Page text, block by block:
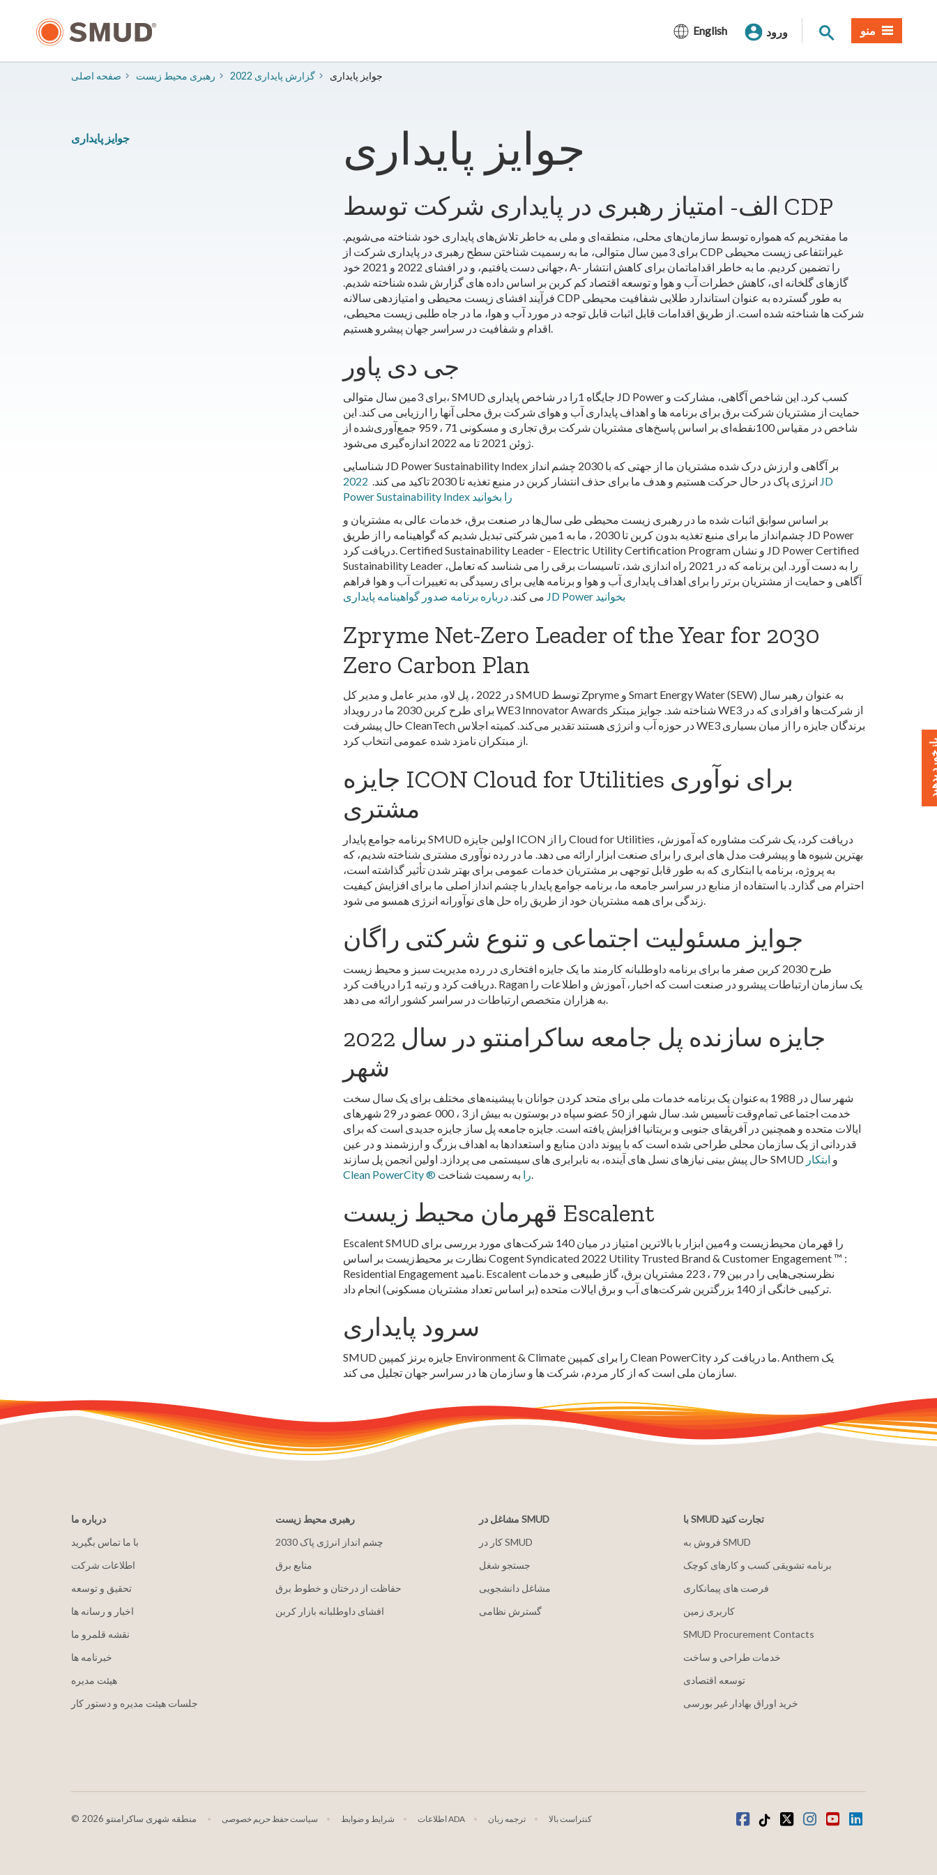
English ورود جستجوی سایت
منو
صفحه اصلی ​رهبری محیط زیست 2022 گزارش پایداری جوایز پایداری
جوایز پایداری
الف- امتیاز رهبری در پایداری شرکت توسط CDP
ما مفتخریم که همواره توسط سازمان‌های محلی، منطقه‌ای و ملی به خاطر تلاش‌های پایداری خود شناخته می‌شویم.
برای 3مین سال متوالی، ما به رسمیت شناختن سطح رهبری در پایداری شرکت از CDP غیرانتفاعی زیست محیطی
جهانی دست یافتیم، و در افشای 2022 و 2021 خود، A- را تضمین کردیم. ما به خاطر اقداماتمان برای کاهش انتشار
گازهای گلخانه ای، کاهش خطرات آب و هوا و توسعه اقتصاد کم کربن بر اساس داده های گزارش شده شناخته شدیم.
فرآیند افشای زیست محیطی و امتیازدهی سالانه CDP به طور گسترده به عنوان استاندارد طلایی شفافیت محیطی
شرکت ها شناخته شده است. از طریق اقدامات قابل اثبات قابل توجه در مورد آب و هوا، ما در جاه طلبی زیست محیطی،
اقدام و شفافیت در سراسر جهان پیشرو هستیم.
جی دی پاور
برای 3مین سال متوالی، SMUD جایگاه 1را در شاخص پایداری JD Power کسب کرد. این شاخص آگاهی، مشارکت و
حمایت از مشتریان شرکت برق برای برنامه ها و اهداف پایداری آب و هوای شرکت برق محلی آنها را ارزیابی می کند. این
شاخص در مقیاس 100نقطه‌ای بر اساس پاسخ‌های مشتریان شرکت برق تجاری و مسکونی 71 ، 959 جمع‌آوری‌شده از
ژوئن 2021 تا مه 2022 اندازه‌گیری می‌شود.
شناسایی JD Power Sustainability Index بر آگاهی و ارزش درک شده مشتریان ما از جهتی که با 2030 چشم انداز
انرژی پاک در حال حرکت هستیم و هدف ما برای حذف انتشار کربن در منبع تغذیه تا 2030 تاکید می کند.
2022 JD
Power Sustainability Index را بخوانید
بر اساس سوابق اثبات شده ما در رهبری زیست محیطی طی سال‌ها در صنعت برق، خدمات عالی به مشتریان و
چشم‌انداز ما برای منبع تغذیه بدون کربن تا 2030 ، ما به 1مین شرکتی تبدیل شدیم که گواهینامه را از طریق JD Power
دریافت کرد. Certified Sustainability Leader - Electric Utility Certification Program و نشان JD Power Certified
Sustainability Leader را به دست آورد. این برنامه که در 2021 راه اندازی شد، تاسیسات برقی را می شناسد که تعامل،
آگاهی و حمایت از مشتریان برتر را برای اهداف پایداری آب و هوا و برنامه هایی برای رسیدگی به تغییرات آب و هوا فراهم
می کند.
درباره برنامه صدور گواهینامه پایداری JD Power بخوانید
Zpryme Net-Zero Leader of the Year for 2030
Zero Carbon Plan
در 2022 ، پل لاو، مدیر عامل و مدیر کل SMUD توسط Zpryme و Smart Energy Water (SEW) به عنوان رهبر سال
برای طرح کربن 2030 ما در رویداد WE3 Innovator Awards شناخته شد. جوایز مبتکر WE3 از شرکت‌ها و افرادی که در
حال پیشرفت CleanTech در حوزه آب و انرژی هستند تقدیر می‌کند. کمیته اجلاس WE3 برندگان جایزه را از میان بسیاری
از مبتکران نامزد شده عمومی انتخاب کرد.
جایزه ICON Cloud for Utilities برای نوآوری
مشتری
برنامه جوامع پایدار SMUD اولین جایزه ICON را از Cloud for Utilities دریافت کرد، یک شرکت مشاوره که آموزش،
بهترین شیوه ها و پیشرفت مدل های ابری را برای صنعت ابزار ارائه می دهد. ما در رده نوآوری مشتری شناخته شدیم، که
به پروژه، برنامه یا ابتکاری که به طور قابل توجهی بر مشتریان خدمات عمومی برای بهتر شدن تأثیر گذاشته است،
احترام می گذارد. با استفاده از منابع در سراسر جامعه ما، برنامه جوامع پایدار با چشم انداز اصلی ما برای افزایش کیفیت
زندگی برای همه مشتریان خود از طریق راه حل های نوآورانه انرژی همسو می شود.
جوایز مسئولیت اجتماعی و تنوع شرکتی راگان
طرح 2030 کربن صفر ما برای برنامه داوطلبانه کارمند ما یک جایزه افتخاری در رده مدیریت سبز و محیط زیست
دریافت کرد و رتبه 1را دریافت کرد. Ragan یک سازمان ارتباطات پیشرو در صنعت است که اخبار، آموزش و اطلاعات را
به هزاران متخصص ارتباطات در سراسر کشور ارائه می دهد.
2022 جایزه سازنده پل جامعه ساکرامنتو در سال
شهر
شهر سال در 1988 به‌عنوان یک برنامه خدمات ملی برای متحد کردن جوانان با پیشینه‌های مختلف برای یک سال سخت
خدمت اجتماعی تمام‌وقت تأسیس شد. سال شهر از 50 عضو سپاه در بوستون به بیش از 3 ، 000 عضو در 29 شهرهای
ایالات متحده و همچنین در آفریقای جنوبی و بریتانیا افزایش یافته است. جایزه جامعه پل ساز جایزه جدیدی است که برای
قدردانی از یک سازمان محلی طراحی شده است که با پیوند دادن منابع و استعدادها به اهداف بزرگ و ارزشمند و در عین
حال پیش بینی نیازهای نسل های آینده، به نابرابری های سیستمی می پردازد. اولین انجمن پل سازند SMUD و ابتکار
Clean PowerCity ® رابه رسمیت شناخت.
قهرمان محیط زیست Escalent
Escalent SMUD را قهرمان محیط‌زیست و 4مین ابزار با بالاترین امتیاز در میان 140 شرکت‌های مورد بررسی برای
نظارت بر محیط‌زیست بر اساس Cogent Syndicated 2022 Utility Trusted Brand & Customer Engagement ™ :
Residential Engagement نامید. Escalent نظرسنجی‌هایی را در بین 79 ، 223 مشتریان برق، گاز طبیعی و خدمات
ترکیبی خانگی از 140 بزرگترین شرکت‌های آب و برق ایالات متحده (بر اساس تعداد مشتریان مسکونی) انجام داد.
سرود پایداری
SMUD جایزه برنز کمپین Environment & Climate را برای کمپین Clean PowerCity ما دریافت کرد. Anthem یک
سازمان ملی است که از کار مردم، شرکت ها و سازمان ها در سراسر جهان تجلیل می کند.
جوایز پایداری
درباره ما
با ما تماس بگیرید
اطلاعات شرکت
تحقیق و توسعه
اخبار و رسانه ها
نقشه قلمرو ما
خبرنامه ها
هيئت مدیره
جلسات هیئت مدیره و دستور کار
رهبری محیط زیست
2030 چشم انداز انرژی پاک
منابع برق
حفاظت از درختان و خطوط برق
افشای داوطلبانه بازار کربن
مشاغل در SMUD
کار در SMUD
جستجو شغل
مشاغل دانشجویی
گسترش نظامی
با SMUD تجارت کنید
فروش به SMUD
برنامه تشویقی کسب و کارهای کوچک
فرصت های پیمانکاری
کاربری زمین
SMUD Procurement Contacts
خدمات طراحی و ساخت
توسعه اقتصادی
خرید اوراق بهادار غیر بورسی
© 2026 منطقه شهری ساکرامنتو سیاست حفظ حریم خصوصی شرایط و ضوابط اطلاعات ADA ترجمه زبان کنتراست بالا فیس بوک
تیک تاک
توییتراینستاگرام
یوتیوبلینکدین